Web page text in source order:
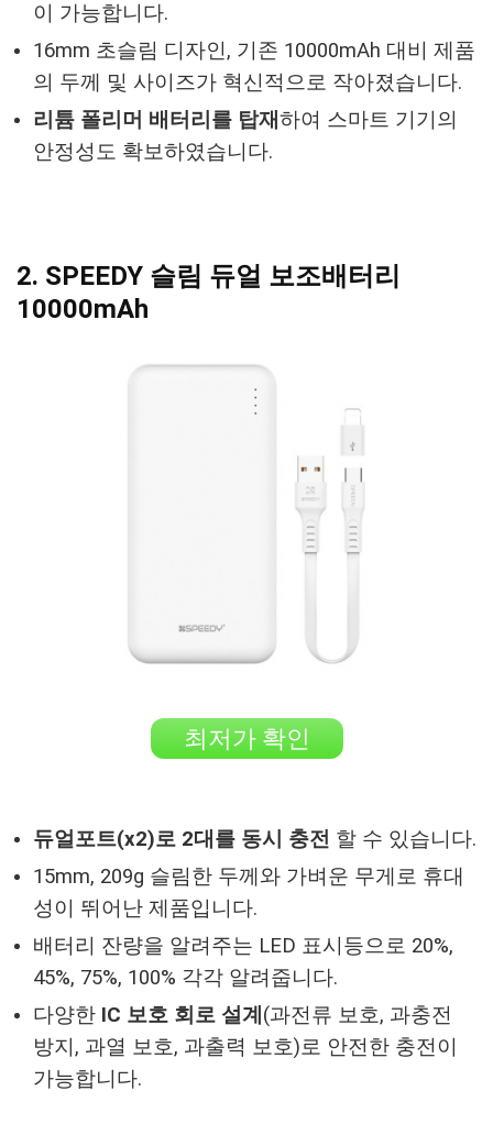
이 가능합니다.
16mm 초슬림 디자인, 기존 10000mAh 대비 제품
의 두께 및 사이즈가 혁신적으로 작아졌습니다.
리튬 폴리머 배터리를 탑재하여 스마트 기기의
안정성도 확보하였습니다.
2. SPEEDY 슬림 듀얼 보조배터리
10000mAh
최저가 확인
듀얼포트(x2)로 2대를 동시 충전 할 수 있습니다.
15mm, 209g 슬림한 두께와 가벼운 무게로 휴대
성이 뛰어난 제품입니다.
배터리 잔량을 알려주는 LED 표시등으로 20%,
45%, 75%, 100% 각각 알려줍니다.
다양한 IC 보호 회로 설계 (과전류 보호, 과충전
방지, 과열 보호, 과출력 보호)로 안전한 충전이
가능합니다.